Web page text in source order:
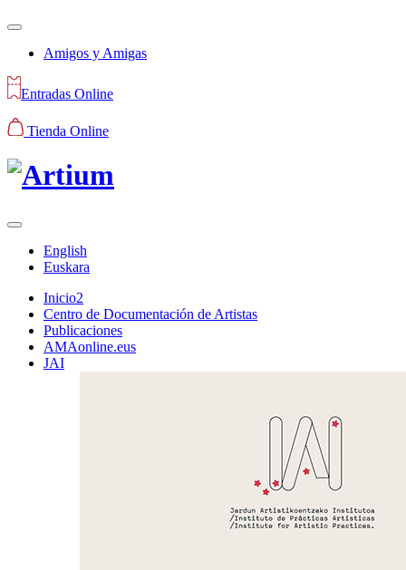
Amigos y Amigas
Entradas Online
Tienda Online
English
Euskara
Inicio2
Centro de Documentación de Artistas
Publicaciones
AMAonline.eus
JAI